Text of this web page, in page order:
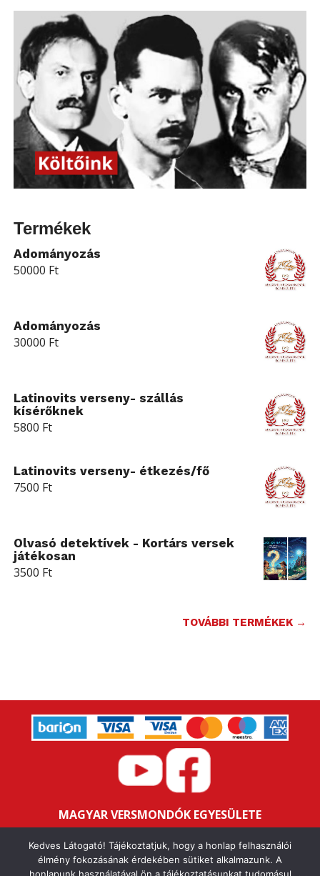
Termékek
Adományozás
50000 Ft
Adományozás
30000 Ft
Latinovits verseny- szállás
kísérőknek
5800 Ft
Latinovits verseny- étkezés/fő
7500 Ft
Olvasó detektívek - Kortárs versek
játékosan
3500 Ft
TOVÁBBI TERMÉKEK →
MAGYAR VERSMONDÓK EGYESÜLETE
Bankszámlaszám: 16200106-11646259
Adószám: 18047352-1-43
Kedves Látogató! Tájékoztatjuk, hogy a honlap felhasználói
élmény fokozásának érdekében sütiket alkalmazunk. A